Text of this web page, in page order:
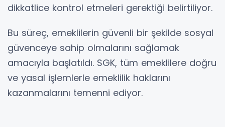
dikkatlice kontrol etmeleri gerektiği belirtiliyor.
Bu süreç, emeklilerin güvenli bir şekilde sosyal
güvenceye sahip olmalarını sağlamak
amacıyla başlatıldı. SGK, tüm emeklilere doğru
ve yasal işlemlerle emeklilik haklarını
kazanmalarını temenni ediyor.